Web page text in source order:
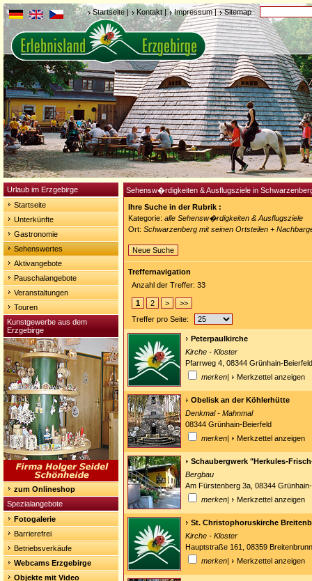
Startseite| Kontakt| Impressum| Sitemap
Urlaub im Erzgebirge
Startseite
Unterkünfte
Gastronomie
Sehenswertes
Aktivangebote
Pauschalangebote
Veranstaltungen
Touren
Kunstgewerbe aus dem
Erzgebirge
zum Onlineshop
Spezialangebote
Fotogalerie
Barrierefrei
Betriebsverkäufe
Webcams Erzgebirge
Objekte mit Video
Sehensw�rdigkeiten & Ausflugsziele in
Ihre Suche in der Rubrik :
Kategorie: alle Sehensw�rdigkeiten & Ausflugsziele
Ort: Schwarzenberg mit seinen Ortsteilen +
Neue Suche
Treffernavigation
Anzahl der Treffer: 33
1 2 >
>>
Treffer pro Seite:
Peterpaulkirche
Kirche - Kloster
Pfarrweg 4, 08344 Grünhain-
merken| Merkzettel anzeigen
Obelisk an der Köhlerhütte
Denkmal - Mahnmal
08344 Grünhain-Beierfeld
merken| Merkzettel anzeigen
Schaubergwerk "Herkules-
Bergbau
Am Fürstenberg 3a, 08344
merken| Merkzettel anzeigen
St. Christophoruskirche
Kirche - Kloster
Hauptstraße 161, 08359 Breitenbrunn
merken| Merkzettel anzeigen